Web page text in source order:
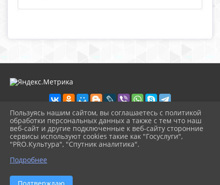
2026 г. ecologcentr-labinsk.ru
Вход
Карта сайта
Политика обработки персональных данных
Сделано на KubCMS
Разработка и поддержка
Пользуясь нашим сайтом, вы соглашаетесь с политикой
обработки персональных данных а также с тем что наш
веб-сайт и другие подключенные к веб-сайту сторонние
сервисы используют cookies такие как "Госуслуги",
"PRO.Культура", "Спутник аналитика".
Подробнее